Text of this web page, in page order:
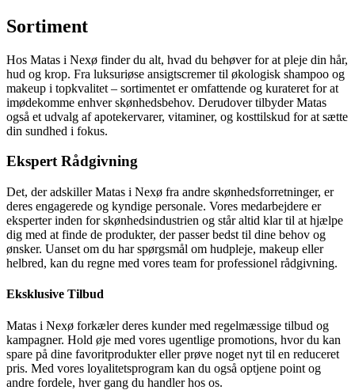
Sortiment
Hos Matas i Nexø finder du alt, hvad du behøver for at pleje din hår,
hud og krop. Fra luksuriøse ansigtscremer til økologisk shampoo og
makeup i topkvalitet – sortimentet er omfattende og kurateret for at
imødekomme enhver skønhedsbehov. Derudover tilbyder Matas
også et udvalg af apotekervarer, vitaminer, og kosttilskud for at sætte
din sundhed i fokus.
Ekspert Rådgivning
Det, der adskiller Matas i Nexø fra andre skønhedsforretninger, er
deres engagerede og kyndige personale. Vores medarbejdere er
eksperter inden for skønhedsindustrien og står altid klar til at hjælpe
dig med at finde de produkter, der passer bedst til dine behov og
ønsker. Uanset om du har spørgsmål om hudpleje, makeup eller
helbred, kan du regne med vores team for professionel rådgivning.
Eksklusive Tilbud
Matas i Nexø forkæler deres kunder med regelmæssige tilbud og
kampagner. Hold øje med vores ugentlige promotions, hvor du kan
spare på dine favoritprodukter eller prøve noget nyt til en reduceret
pris. Med vores loyalitetsprogram kan du også optjene point og
andre fordele, hver gang du handler hos os.